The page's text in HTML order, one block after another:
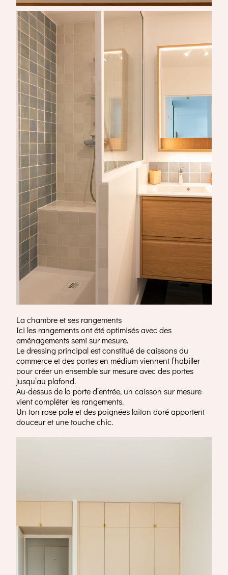
La chambre et ses rangements
Ici les rangements ont été optimisés avec des
aménagements semi sur mesure.
Le dressing principal est constitué de caissons du
commerce et des portes en médium viennent l’habiller
pour créer un ensemble sur mesure avec des portes
jusqu’au plafond.
Au-dessus de la porte d’entrée, un caisson sur mesure
vient compléter les rangements.
Un ton rose pale et des poignées laiton doré apportent
douceur et une touche chic.